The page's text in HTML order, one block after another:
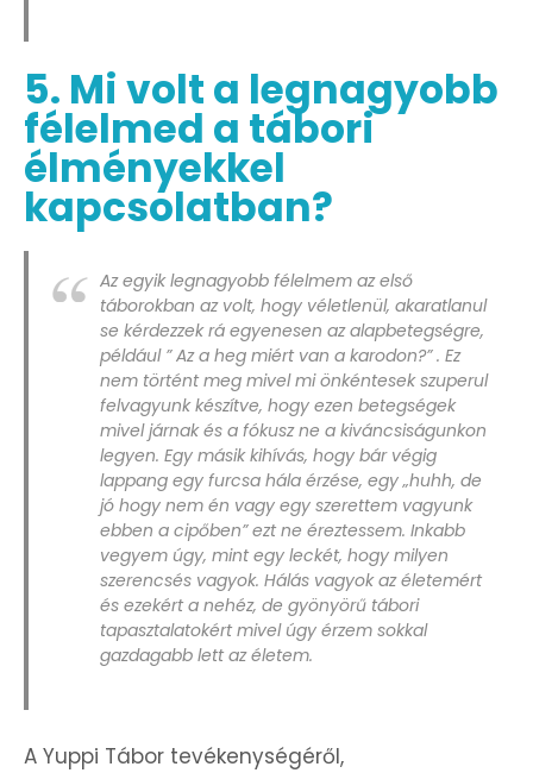
5. Mi volt a legnagyobb
félelmed a tábori
élményekkel
kapcsolatban?
Az egyik legnagyobb félelmem az első
táborokban az volt, hogy véletlenül, akaratlanul
se kérdezzek rá egyenesen az alapbetegségre,
például ” Az a heg miért van a karodon?” . Ez
nem történt meg mivel mi önkéntesek szuperul
felvagyunk készítve, hogy ezen betegségek
mivel járnak és a fókusz ne a kiváncsiságunkon
legyen. Egy másik kihívás, hogy bár végig
lappang egy furcsa hála érzése, egy „huhh, de
jó hogy nem én vagy egy szerettem vagyunk
ebben a cipőben” ezt ne éreztessem. Inkabb
vegyem úgy, mint egy leckét, hogy milyen
szerencsés vagyok. Hálás vagyok az életemért
és ezekért a nehéz, de gyönyörű tábori
tapasztalatokért mivel úgy érzem sokkal
gazdagabb lett az életem.
A Yuppi Tábor tevékenységéről,